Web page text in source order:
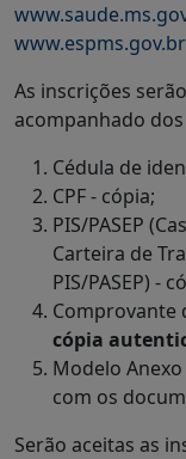
www.espms.gov.br
As inscrições
acompanhado
Cédula de
CPF - cópia;
PIS/PASEP
Carteira de
PIS/PASEP) -
Comprovante
cópia
Modelo
com os
Serão aceitas as